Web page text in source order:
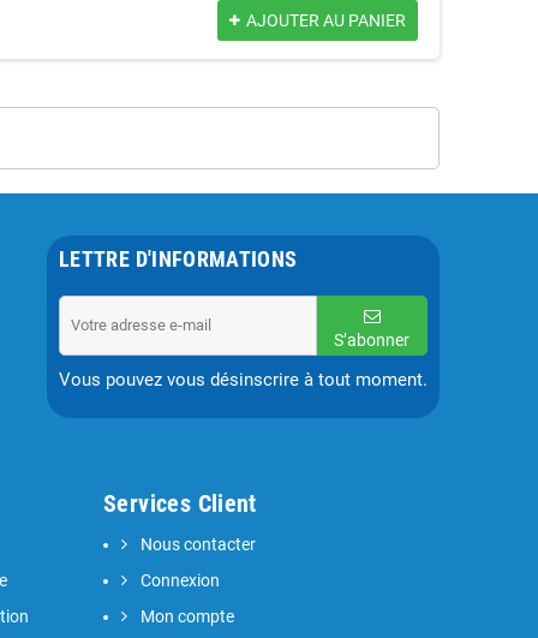
AJOUTER AU PANIER
LETTRE D'INFORMATIONS
S’abonner
Vous pouvez vous désinscrire à tout moment.
Services Client
Nous contacter
Connexion
Mon compte